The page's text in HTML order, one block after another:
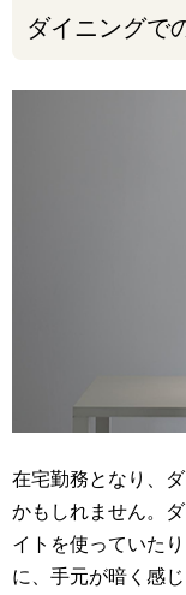
ダイニングで
在宅勤務となり、
かもしれません。
イトを使っていた
に、手元が暗く感